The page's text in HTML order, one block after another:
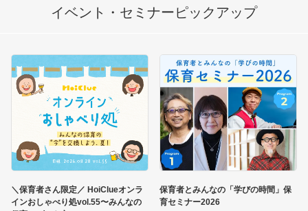
イベント・セミナーピックアップ
＼保育者さん限定／ HoiClueオンラ
インおしゃべり処vol.55〜みんなの
保育者とみんなの「学びの時間」保
育セミナー2026